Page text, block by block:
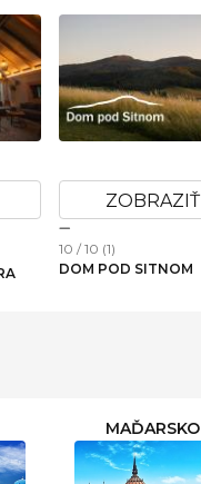
ZOBRAZIŤ
10 / 10 (1)
DOM POD SITNOM
MAĎARSKO